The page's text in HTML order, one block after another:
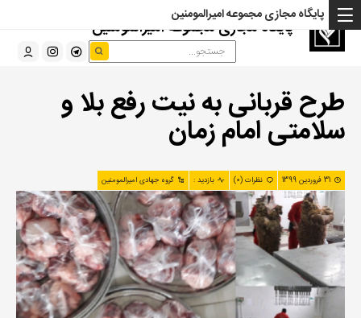
پایگاه مجازی مجموعه امیرالمومنین
پایگاه مجازی مجموعه امیرالمومنین
طرح قربانی به نیت رفع بلا و
سلامتی امام زمان
31 فروردین 1399 نظرات (0) بازدید : گروه جهادی امیرالمومنین